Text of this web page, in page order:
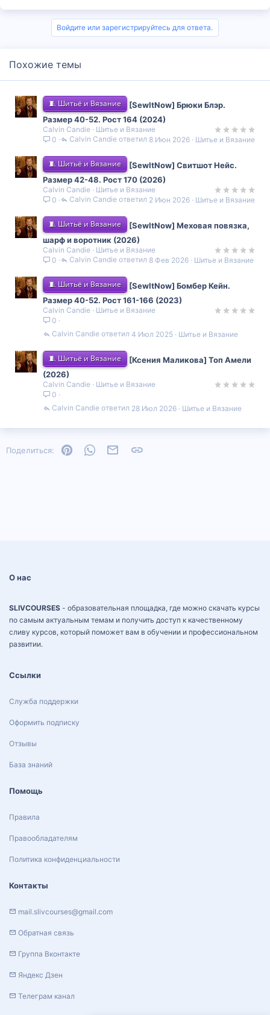
Войдите или зарегистрируйтесь для ответа.
Похожие темы
🧵 Шитьё и Вязание
[SewItNow] Брюки Блэр.
Размер 40-52. Рост 164 (2024)
Calvin Candie
Шитье и Вязание
0
Шитье и Вязание
8 Июн 2026
Calvin Candie
🧵 Шитьё и Вязание
[SewItNow] Свитшот Нейс.
Размер 42-48. Рост 170 (2026)
Calvin Candie
Шитье и Вязание
0
Шитье и Вязание
2 Июн 2026
Calvin Candie
🧵 Шитьё и Вязание
[SewItNow] Меховая повязка,
шарф и воротник (2026)
Calvin Candie
Шитье и Вязание
0
Шитье и Вязание
8 Фев 2026
Calvin Candie
🧵 Шитьё и Вязание
[SewItNow] Бомбер Кейн.
Размер 40-52. Рост 161-166 (2023)
Calvin Candie
Шитье и Вязание
0
Шитье и Вязание
4 Июл 2025
Calvin Candie
🧵 Шитьё и Вязание
[Ксения Маликова] Топ Амели
(2026)
Calvin Candie
Шитье и Вязание
0
Шитье и Вязание
28 Июл 2026
Calvin Candie
Поделиться: PinterestWhatsAppЭлектронная почта
О нас
SLIVCOURSES - образовательная площадка, где можно скачать курсы
по самым актуальным темам и получить доступ к качественному
сливу курсов, который поможет вам в обучении и профессиональном
развитии.
Ссылки
Служба поддержки
Оформить подписку
Отзывы
База знаний
Помощь
Правила
Правообладателям
Политика конфиденциальности
Контакты
mail.slivcourses@gmail.com
Обратная связь
Группа Вконтакте
Яндекс Дзен
Телеграм канал